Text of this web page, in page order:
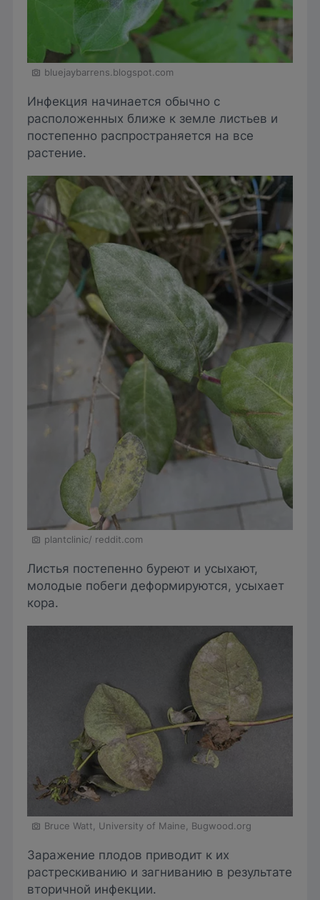
bluejaybarrens.blogspot.com
Инфекция начинается обычно с
расположенных ближе к земле листьев и
постепенно распространяется на все
растение.
plantclinic/ reddit.com
Листья постепенно буреют и усыхают,
молодые побеги деформируются, усыхает
кора.
Bruce Watt, University of Maine, Bugwood.org
Заражение плодов приводит к их
растрескиванию и загниванию в результате
вторичной инфекции.